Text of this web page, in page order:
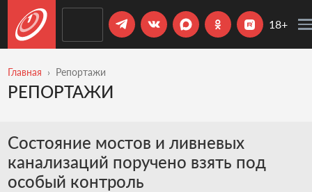
18+
Главная Репортажи
РЕПОРТАЖИ
Состояние мостов и ливневых
канализаций поручено взять под
особый контроль